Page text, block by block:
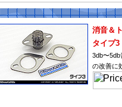
消音＆
タイプ3
3db〜
の改善に